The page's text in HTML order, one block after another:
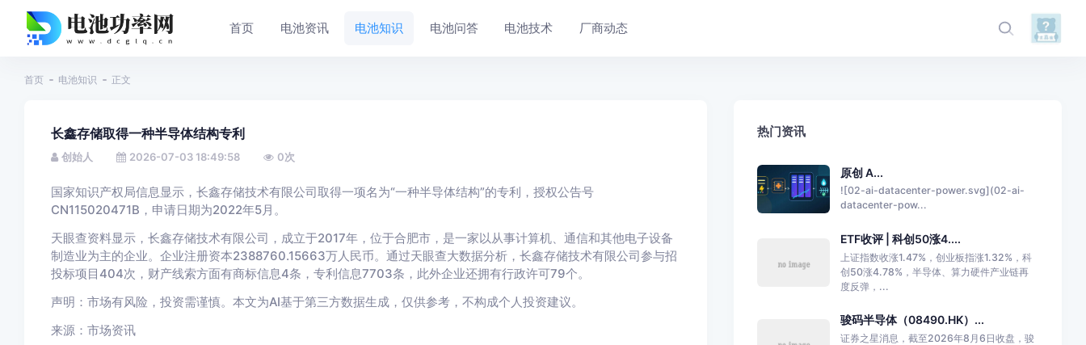
首页 电池资讯 电池知识 电池问答 电池技术 厂商动态
首页 电池知识 正文
长鑫存储取得一种半导体结构专利
创始人 2026-07-03 18:49:58 0次
国家知识产权局信息显示，长鑫存储技术有限公司取得一项名为“一种半导体结构”的专利，授权公告号
CN115020471B，申请日期为2022年5月。
天眼查资料显示，长鑫存储技术有限公司，成立于2017年，位于合肥市，是一家以从事计算机、通信和其他电子设备
制造业为主的企业。企业注册资本2388760.15663万人民币。通过天眼查大数据分析，长鑫存储技术有限公司参与招
投标项目404次，财产线索方面有商标信息4条，专利信息7703条，此外企业还拥有行政许可79个。
声明：市场有风险，投资需谨慎。本文为AI基于第三方数据生成，仅供参考，不构成个人投资建议。
来源：市场资讯
热门资讯
原创 A...
![02-ai-datacenter-power.svg](02-ai-
datacenter-pow...
ETF收评 | 科创50涨4....
上证指数收涨1.47%，创业板指涨1.32%，科
创50涨4.78%，半导体、算力硬件产业链再
度反弹，...
骏码半导体（08490.HK）...
证券之星消息，截至2026年8月6日收盘，骏